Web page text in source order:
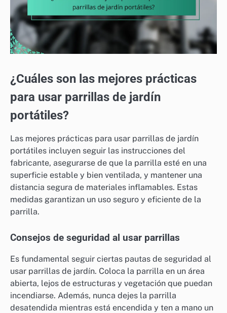
¿Cuáles son las mejores prácticas
para usar parrillas de jardín
portátiles?
Las mejores prácticas para usar parrillas de jardín
portátiles incluyen seguir las instrucciones del
fabricante, asegurarse de que la parrilla esté en una
superficie estable y bien ventilada, y mantener una
distancia segura de materiales inflamables. Estas
medidas garantizan un uso seguro y eficiente de la
parrilla.
Consejos de seguridad al usar parrillas
Es fundamental seguir ciertas pautas de seguridad al
usar parrillas de jardín. Coloca la parrilla en un área
abierta, lejos de estructuras y vegetación que puedan
incendiarse. Además, nunca dejes la parrilla
desatendida mientras está encendida y ten a mano un